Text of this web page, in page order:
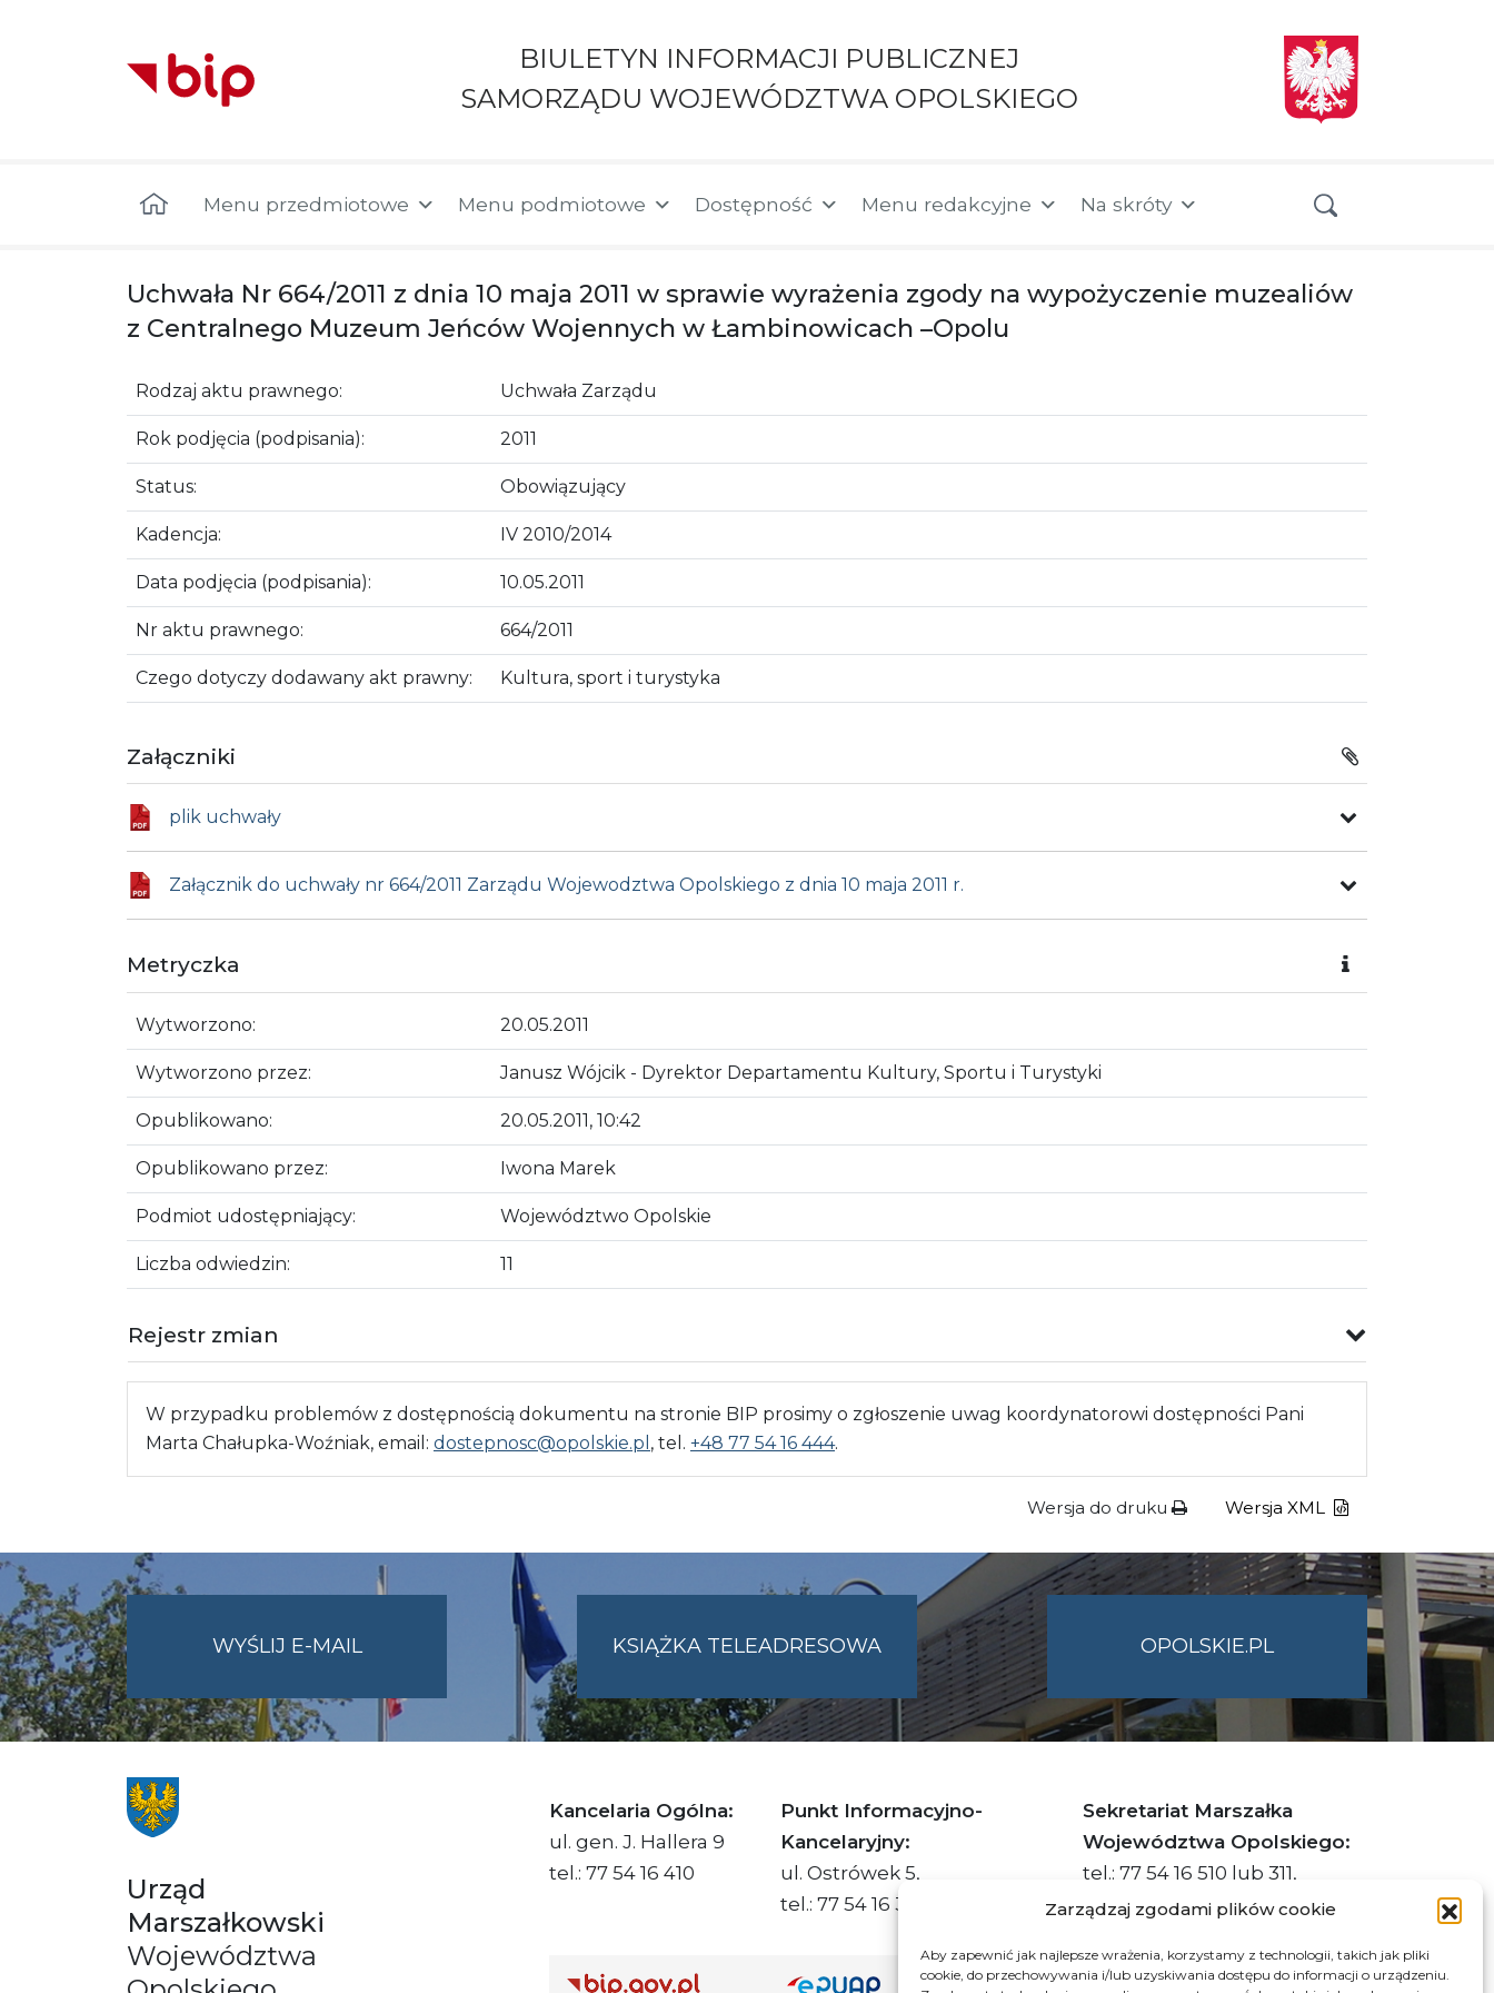
Zarządzaj zgodami plików cookie
Aby zapewnić jak najlepsze wrażenia, korzystamy z technologii, takich jak pliki
cookie, do przechowywania i/lub uzyskiwania dostępu do informacji o urządzeniu.
BIULETYN INFORMACJI PUBLICZNEJ
SAMORZĄDU WOJEWÓDZTWA OPOLSKIEGO
Menu przedmiotowe Menu podmiotowe Dostępność Menu redakcyjne Na skróty
Uchwała Nr 664/2011 z dnia 10 maja 2011 w sprawie wyrażenia zgody na wypożyczenie muzealiów
z Centralnego Muzeum Jeńców Wojennych w Łambinowicach –Opolu
Rodzaj aktu prawnego: Uchwała Zarządu
Rok podjęcia (podpisania): 2011
Status: Obowiązujący
Kadencja: IV 2010/2014
Data podjęcia (podpisania): 10.05.2011
Nr aktu prawnego: 664/2011
Czego dotyczy dodawany akt prawny: Kultura, sport i turystyka
Załączniki
plik uchwały
Załącznik do uchwały nr 664/2011 Zarządu Wojewodztwa Opolskiego z dnia 10 maja 2011 r.
Metryczka
Wytworzono: 20.05.2011
Wytworzono przez: Janusz Wójcik - Dyrektor Departamentu Kultury, Sportu i Turystyki
Opublikowano: 20.05.2011, 10:42
Opublikowano przez: Iwona Marek
Podmiot udostępniający: Województwo Opolskie
Liczba odwiedzin: 11
Rejestr zmian
W przypadku problemów z dostępnością dokumentu na stronie BIP prosimy o zgłoszenie uwag koordynatorowi dostępności Pani
Marta Chałupka-Woźniak, email: dostepnosc@opolskie.pl , tel. +48 77 54 16 444.
Wersja do druku Wersja XML
WYŚLIJ E-MAILNA
UMWO@OPOLSKIE.PL
KSIĄŻKA TELEADRESOWA OPOLSKIE.PL
Urząd
Marszałkowski
Województwa
Kancelaria Ogólna:
ul. gen. J. Hallera 9
tel.: 77 54 16 410
Punkt Informacyjno-
Kancelaryjny:
ul. Ostrówek 5,
tel.: 77 54 16 332
Sekretariat Marszałka
Województwa Opolskiego:
tel.: 77 54 16 510 lub 311,
faks: 77 54 16 512
Adres ePUAP Urzędu: /q877fxtk55/SkrytkaESP